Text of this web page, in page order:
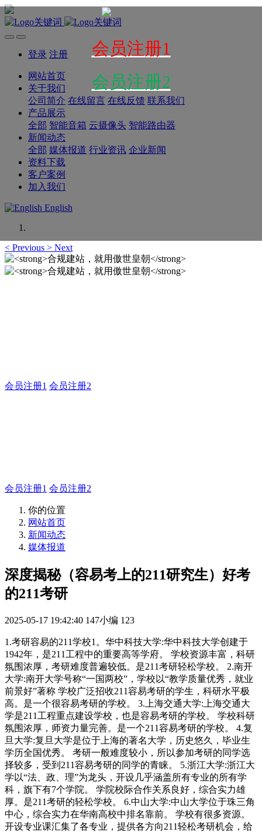
会员注册1
会员注册2
登录 注册
网站首页
关于我们
公司简介 在线留言 在线反馈 联系我们
产品展示
全部 智能音箱 云摄像头 智能路由器
新闻动态
全部 媒体报道 行业资讯 企业新闻
资料下载
客户案例
加入我们
English
< Previous > Next
会员注册1 会员注册2
会员注册1 会员注册2
你的位置
网站首页
新闻动态
媒体报道
深度揭秘（容易考上的211研究生）好考
的211考研
2025-05-17 19:42:40 147小编 123
1.考研容易的211学校1。华中科技大学:华中科技大学创建于
1942年，是211工程中的重要高等学府。 学校资源丰富，科研
氛围浓厚，考研难度普遍较低。是211考研轻松学校。 2.南开
大学:南开大学号称“一国两校”，学校以“教学质量优秀，就业
前景好”著称 学校广泛招收211容易考研的学生，科研水平极
高。是一个很容易考研的学校。 3.上海交通大学:上海交通大
学是211工程重点建设学校，也是容易考研的学校。 学校科研
氛围浓厚，师资力量完善。是一个211容易考研的学校。 4.复
旦大学:复旦大学是位于上海的著名大学，历史悠久，毕业生
学历全国优秀。 考研一般难度较小，所以参加考研的同学选
择较多，受到211容易考研的同学的青睐。 5.浙江大学:浙江大
学以“法、政、理”为龙头，开设几乎涵盖所有专业的所有学
科，旗下有7个学院。 学院校际合作关系良好，综合实力雄
厚。是211考研的轻松学校。 6.中山大学:中山大学位于珠三角
中心，综合实力在华南高校中排名靠前。 学校有很多资源。
开设专业课汇集了各专业，提供各方向211轻松考研机会，给